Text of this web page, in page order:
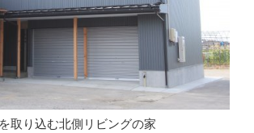
取り込む北側リビングの家